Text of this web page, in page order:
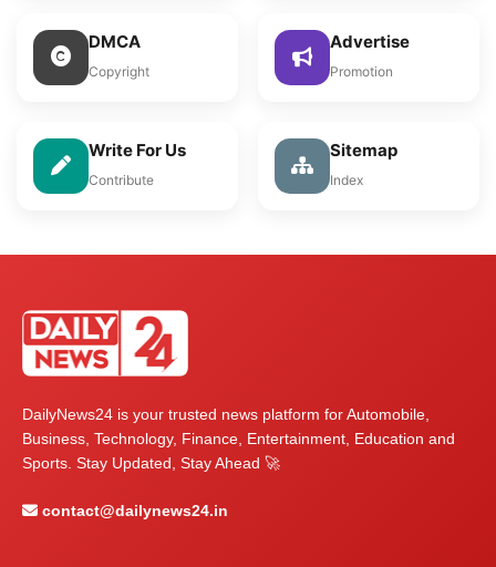
DMCA
Copyright
Advertise
Promotion
Write For Us
Contribute
Sitemap
Index
DailyNews24 is your trusted news platform for Automobile,
Business, Technology, Finance, Entertainment, Education and
Sports. Stay Updated, Stay Ahead 🚀
contact@dailynews24.in